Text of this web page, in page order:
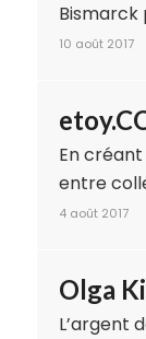
Bismarck
10 août 2017
En
entre
4 août 2017
Olga
L’argent